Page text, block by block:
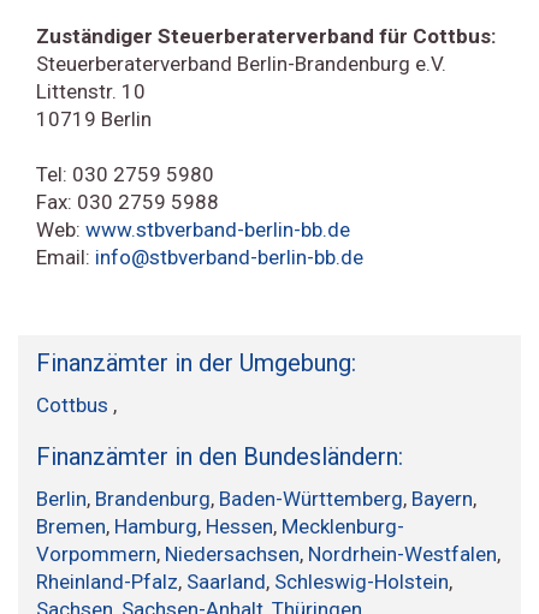
Zuständiger Steuerberaterverband für Cottbus:
Steuerberaterverband Berlin-Brandenburg e.V.
Littenstr. 10
10719 Berlin
Tel: 030 2759 5980
Fax: 030 2759 5988
Web: www.stbverband-berlin-bb.de
Email: info@stbverband-berlin-bb.de
Finanzämter in der Umgebung:
Cottbus ,
Finanzämter in den Bundesländern:
Berlin, Brandenburg, Baden-Württemberg, Bayern,
Bremen, Hamburg, Hessen, Mecklenburg-
Vorpommern, Niedersachsen, Nordrhein-Westfalen,
Rheinland-Pfalz, Saarland, Schleswig-Holstein,
Sachsen, Sachsen-Anhalt, Thüringen